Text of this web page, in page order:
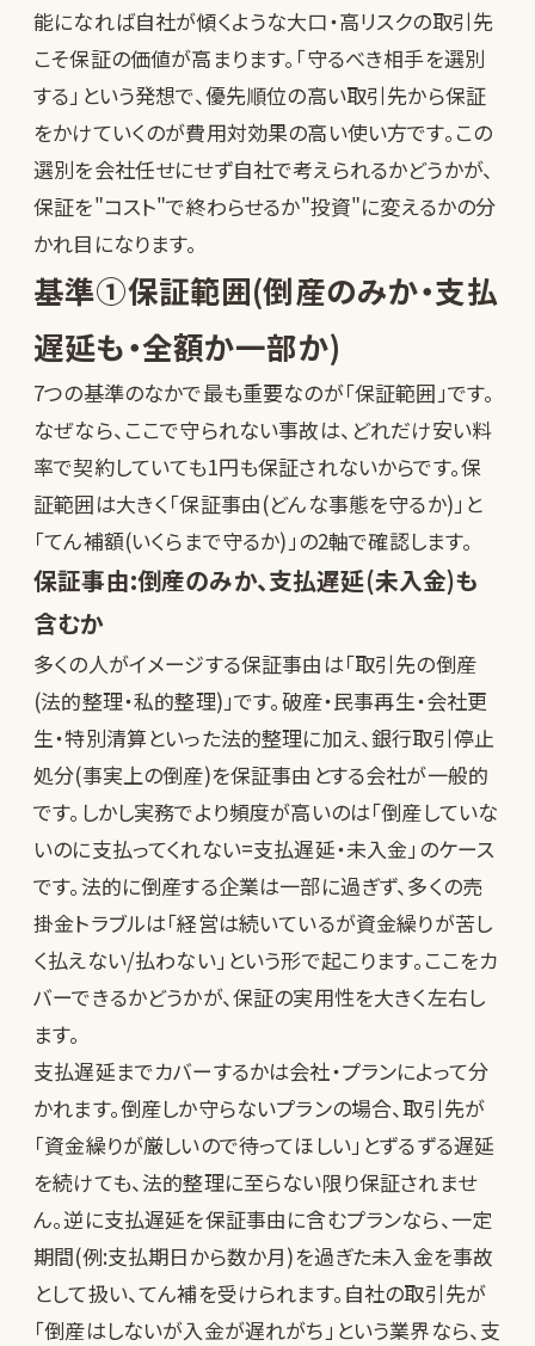
能になれば自社が傾くような大口・高リスクの取引先
こそ保証の価値が高まります。「守るべき相手を選別
する」という発想で、優先順位の高い取引先から保証
をかけていくのが費用対効果の高い使い方です。この
選別を会社任せにせず自社で考えられるかどうかが、
保証を"コスト"で終わらせるか"投資"に変えるかの分
かれ目になります。
基準①保証範囲(倒産のみか・支払
遅延も・全額か一部か)
7つの基準のなかで最も重要なのが「保証範囲」です。
なぜなら、ここで守られない事故は、どれだけ安い料
率で契約していても1円も保証されないからです。保
証範囲は大きく「保証事由(どんな事態を守るか)」と
「てん補額(いくらまで守るか)」の2軸で確認します。
保証事由:倒産のみか、支払遅延(未入金)も
含むか
多くの人がイメージする保証事由は「取引先の倒産
(法的整理・私的整理)」です。破産・民事再生・会社更
生・特別清算といった法的整理に加え、銀行取引停止
処分(事実上の倒産)を保証事由とする会社が一般的
です。しかし実務でより頻度が高いのは「倒産していな
いのに支払ってくれない=支払遅延・未入金」のケース
です。法的に倒産する企業は一部に過ぎず、多くの売
掛金トラブルは「経営は続いているが資金繰りが苦し
く払えない/払わない」という形で起こります。ここをカ
バーできるかどうかが、保証の実用性を大きく左右し
ます。
支払遅延までカバーするかは会社・プランによって分
かれます。倒産しか守らないプランの場合、取引先が
「資金繰りが厳しいので待ってほしい」とずるずる遅延
を続けても、法的整理に至らない限り保証されませ
ん。逆に支払遅延を保証事由に含むプランなら、一定
期間(例:支払期日から数か月)を過ぎた未入金を事故
として扱い、てん補を受けられます。自社の取引先が
「倒産はしないが入金が遅れがち」という業界なら、支